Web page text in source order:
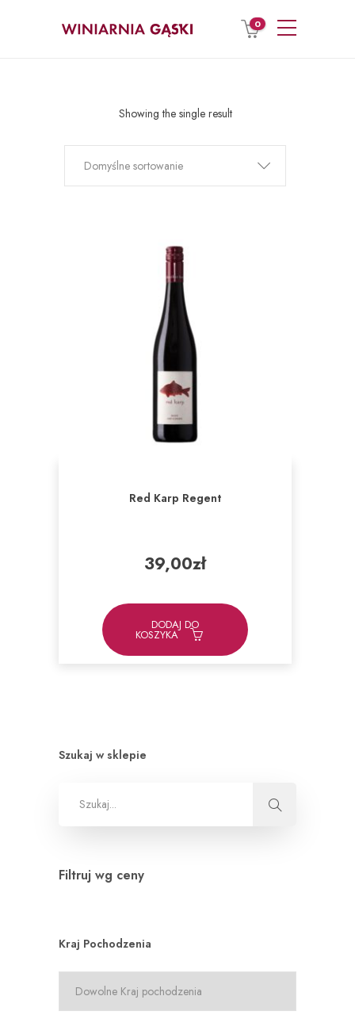
0
Showing the single result
Domyślne sortowanie
Red Karp Regent
39,00zł
DODAJ DO
KOSZYKA
Szukaj w sklepie
Filtruj wg ceny
Kraj Pochodzenia